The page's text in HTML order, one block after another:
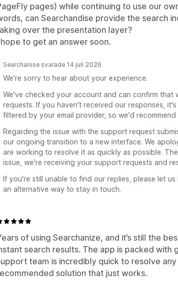
pages) while continuing to use our
can Searchandise provide the search
over the presentation layer?
hope to get an answer soon.
Searchanise svarade 14 juli 2026
We're sorry to hear about your experience.
We've checked your account and can confirm that
requests. If you haven't received our responses,
filtered by your email provider, so we'd
Regarding the issue with the support request
our ongoing transition to a new interface. We
are working to resolve it as quickly as possible.
issue, we're receiving your support requests and
If you're still unable to find our replies, please let
an alternative way to stay in touch.
of using Searchanize, and it’s still the
search results. The app is packed with
team is incredibly quick to resolve
solution that just works.